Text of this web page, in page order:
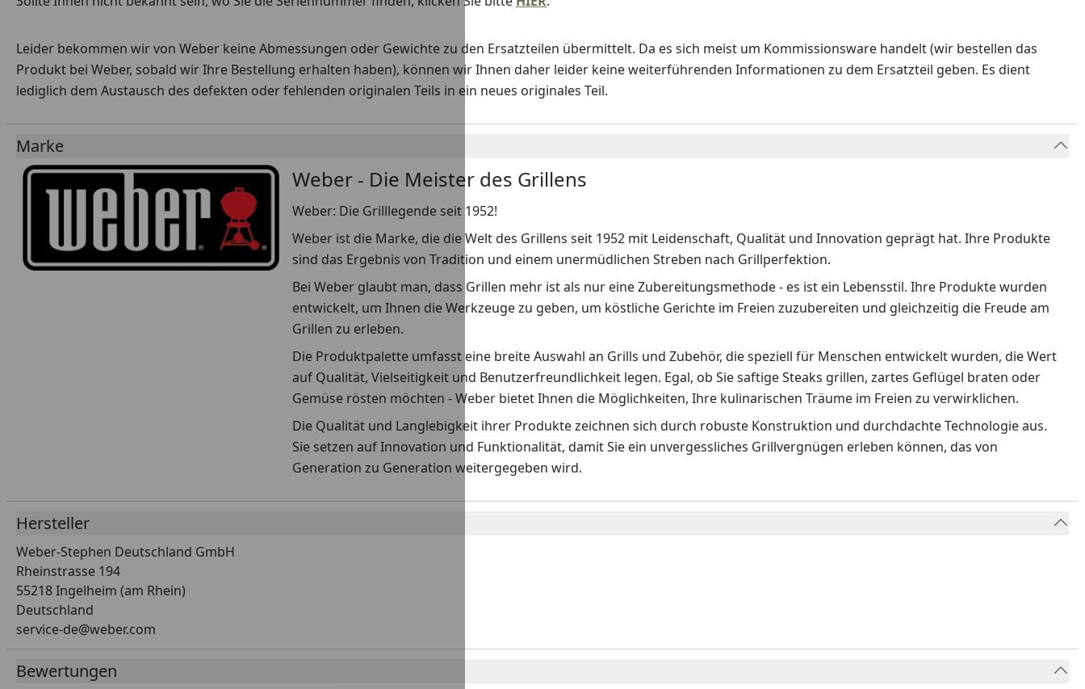
Leider bekommen wir von Weber keine Abmessungen oder Gewichte zu den Ersatzteilen übermittelt. Da es sich meist um Kommissionsware handelt (wir bestellen das
Produkt bei Weber, sobald wir Ihre Bestellung erhalten haben), können wir Ihnen daher leider keine weiterführenden Informationen zu dem Ersatzteil geben. Es dient
lediglich dem Austausch des defekten oder fehlenden originalen Teils in ein neues originales Teil.
Marke
Weber - Die Meister des Grillens
Weber: Die Grilllegende seit 1952!
Weber ist die Marke, die die Welt des Grillens seit 1952 mit Leidenschaft, Qualität und Innovation geprägt hat. Ihre Produkte
sind das Ergebnis von Tradition und einem unermüdlichen Streben nach Grillperfektion.
Bei Weber glaubt man, dass Grillen mehr ist als nur eine Zubereitungsmethode - es ist ein Lebensstil. Ihre Produkte wurden
entwickelt, um Ihnen die Werkzeuge zu geben, um köstliche Gerichte im Freien zuzubereiten und gleichzeitig die Freude am
Grillen zu erleben.
Die Produktpalette umfasst eine breite Auswahl an Grills und Zubehör, die speziell für Menschen entwickelt wurden, die Wert
auf Qualität, Vielseitigkeit und Benutzerfreundlichkeit legen. Egal, ob Sie saftige Steaks grillen, zartes Geflügel braten oder
Gemüse rösten möchten - Weber bietet Ihnen die Möglichkeiten, Ihre kulinarischen Träume im Freien zu verwirklichen.
Die Qualität und Langlebigkeit ihrer Produkte zeichnen sich durch robuste Konstruktion und durchdachte Technologie aus.
Sie setzen auf Innovation und Funktionalität, damit Sie ein unvergessliches Grillvergnügen erleben können, das von
Generation zu Generation weitergegeben wird.
Hersteller
Weber-Stephen Deutschland GmbH
Rheinstrasse 194
55218 Ingelheim (am Rhein)
Deutschland
service-de@weber.com
Bewertungen